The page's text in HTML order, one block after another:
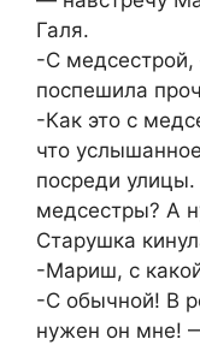
Галя.
-С
поспешила
-Как это с
что
посреди
медсестры? А
Старушка
-Мариш, с
-С обычной! В
нужен он мне!